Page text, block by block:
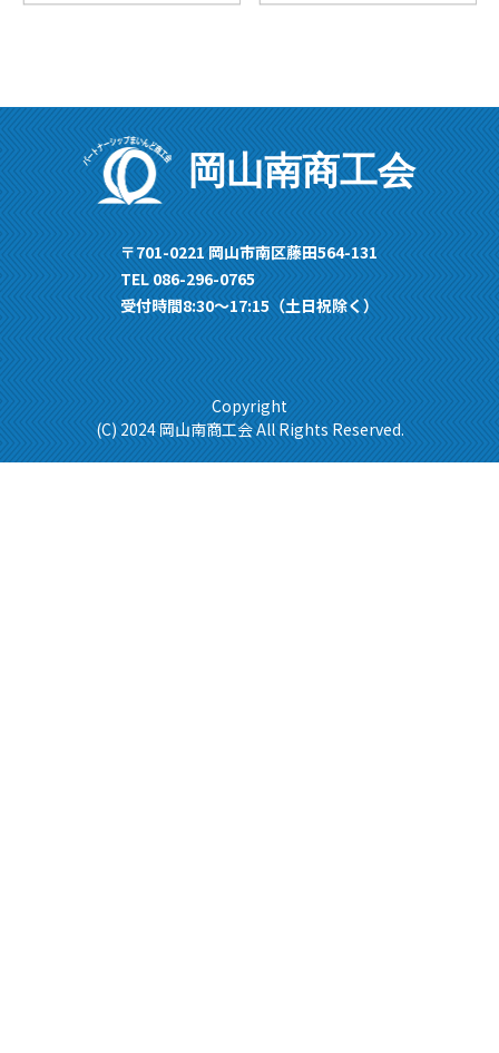
岡山南商工会
〒701-0221 岡山市南区藤田564-131
TEL 086-296-0765
受付時間8:30〜17:15（土日祝除く）
Copyright
(C) 2024 岡山南商工会 All Rights Reserved.